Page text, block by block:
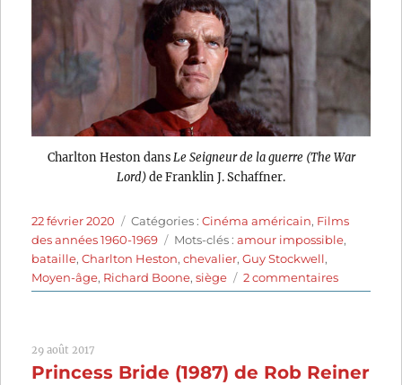
Charlton Heston dans Le Seigneur de la guerre (The War
Lord)de Franklin J. Schaffner.
Publié
le
22 février 2020 Catégories
Catégories :Cinéma américain, Films
des années 1960-1969
Étiquettes
Mots-clés :amour impossible,
bataille,Charlton Heston,chevalier,Guy Stockwell,
Moyen-âge, Richard Boone,siège 2 commentairessur
Le
guerre
29 août 2017
Princess Bride (1987) de Rob Reiner